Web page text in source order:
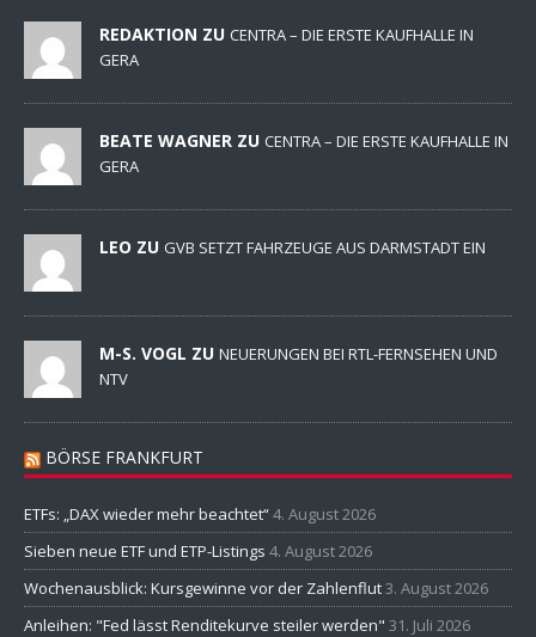
REDAKTION ZU CENTRA – DIE ERSTE KAUFHALLE IN
GERA
BEATE WAGNER ZU CENTRA – DIE ERSTE KAUFHALLE IN
GERA
LEO ZU GVB SETZT FAHRZEUGE AUS DARMSTADT EIN
M-S. VOGL ZU NEUERUNGEN BEI RTL-FERNSEHEN UND
NTV
BÖRSE FRANKFURT
ETFs: „DAX wieder mehr beachtet“4. August 2026
Sieben neue ETF und ETP-Listings 4. August 2026
Wochenausblick: Kursgewinne vor der Zahlenflut3. August 2026
Anleihen: "Fed lässt Renditekurve steiler werden" 31. Juli 2026